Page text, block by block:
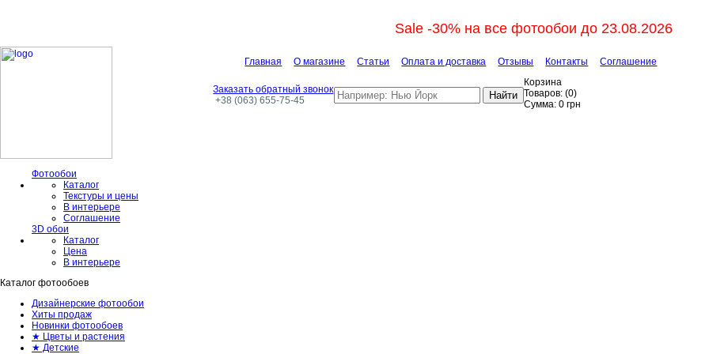
Sale -30% на все фотообои до 23.08.2026
Главная О магазине Статьи Оплата и доставка Отзывы Контакты Соглашение
Заказать обратный звонок
+38 (063) 655-75-45
Найти
Корзина
Товаров: (0)
Сумма: 0 грн
Фотообои
Каталог
Текстуры и цены
В интерьере
Соглашение
3D обои
Каталог
Цена
В интерьере
Каталог фотообоев
Дизайнерские фотообои
Хиты продаж
Новинки фотообоев
★ Цветы и растения
★ Детские